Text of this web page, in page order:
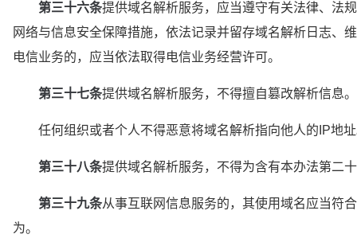
第三十六条提供域名解析服务，应当遵守有关法律、法
网络与信息安全保障措施，依法记录并留存域名解析日志、
电信业务的，应当依法取得电信业务经营许可。
第三十七条提供域名解析服务，不得擅自篡改解析信息。
任何组织或者个人不得恶意将域名解析指向他人的IP地
第三十八条提供域名解析服务，不得为含有本办法第二
第三十九条从事互联网信息服务的，其使用域名应当符
为。